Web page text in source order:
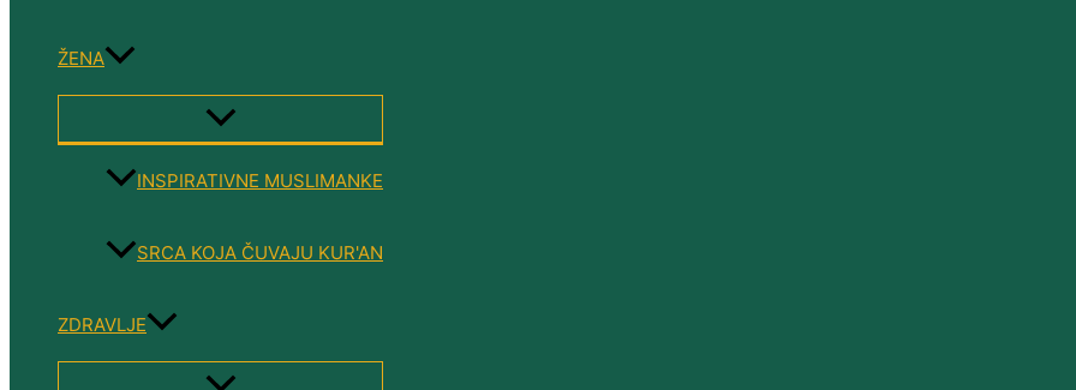
ŽENA
MENU
TOGGLE
INSPIRATIVNE MUSLIMANKE
SRCA KOJA ČUVAJU KUR'AN
ZDRAVLJE
MENU